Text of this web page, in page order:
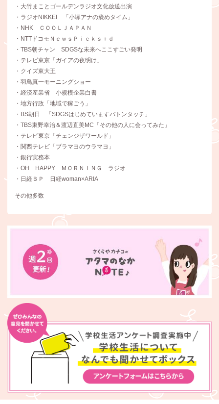
・大竹まことゴールデンラジオ文化放送出演
・ラジオNIKKEI 「小塚アナの褒めタイム」
・NHK ＣＯＯＬＪＡＰＡＮ
・NTTドコモＮｅｗｓＰｉｃｋｓ＋ｄ
・TBS朝チャン SDGSな未来へここすごい発明
・テレビ東京「ガイアの夜明け」
・クイズ東大王
・羽鳥真一モーニングショー
・経済産業省 小規模企業白書
・地方行政「地域で稼ごう」
・BS朝日 「SDGSはじめていますバトンタッチ」
・TBS東野幸治＆渡辺直美MC「その他の人に会ってみた」
・テレビ東京「チェンジザワールド」
・関西テレビ「ブラマヨのウラマヨ」
・銀行実務本
・OH HAPPY ＭＯＲＮＩＮＧ ラジオ
・日経ＢＰ 日経woman×ARIA
その他多数